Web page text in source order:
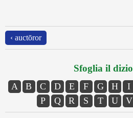
‹ auctōror
Sfoglia il
A B C D E F G H I
P
Q R S T U V